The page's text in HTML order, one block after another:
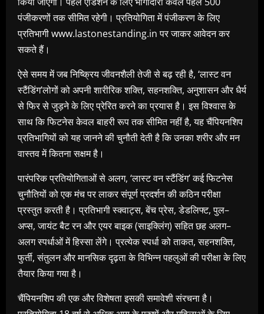
पंजीकरणोंतकसीमितरहेगी। प्रतियोगितामेंपंजीकरणकेलिए
प्रतिभागीwww.lastonestanding.inपरजाकरआवेदनकर
सकतेहैं।
ऐसेसमयमेंजबनिष्क्रियजीवनशैलीतेजीसेबढ़रहीहै, ‘लास्टवन
स्टैंडिंग’लोगोंकोअपनीशारीरिकशक्ति,सहनशक्ति, अनुशासनऔरधैर्य
सेफिरसेजुड़नेकेलिएप्रेरितकरनेकाप्रयासहै। इसविश्वासके
साथकिफिटनेसकेवलबाहरीरूपतकसीमितनहींहै,यहचैंपियनशिप
प्रतिभागियोंकोयहजाननेकीचुनौतीदेतीहैकिउनकाशरीरऔरमन
वास्तवमेंकितना सक्षम है।
पारंपरिकप्रतियोगिताओंसेअलग, ‘लास्टवनस्टैंडिंग’कईफिटनेस
चुनौतियोंकोएकमंचपरलाकरसंपूर्णप्रदर्शनकीकठिनपरीक्षा
प्रस्तुतकरतीहै। प्रतिभागीस्क्वाट्स,बेंचप्रेस,डेडलिफ्ट,पुल–
अप्स,जायंटबैटरनऔरएयरबाइक(साइक्लिंग)सहितछहअलग–
अलगस्पर्धाओंमेंहिस्सालेंगे। प्रत्येकस्पर्धाकोताकत,सहनशक्ति,
फुर्ती,संतुलनऔरमानसिकदृढ़ताकेविभिन्नपहलुओंकीपरीक्षाकेलिए
तैयारकियागयाहै।
चैंपियनशिपकीएकऔरविशेषताइसकीसमावेशीसंरचनाहै।